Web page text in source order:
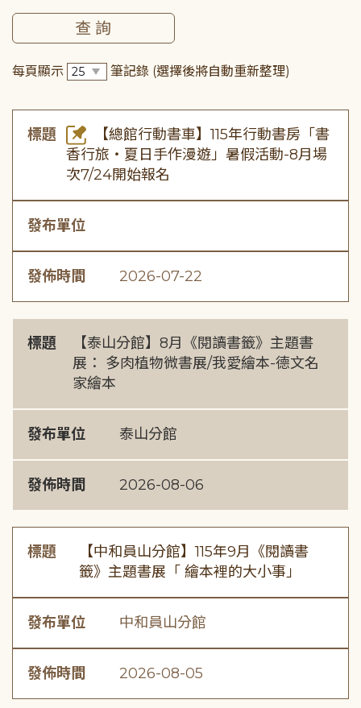
每頁顯示 筆記錄 (選擇後將自動重新整理)
標題
【總館行動書車】115年行動書房「書
香行旅・夏日手作漫遊」暑假活動-8月場
次7/24開始報名
發布單位
發佈時間 2026-07-22
標題
【泰山分館】8月《閱讀書籤》主題書
展： 多肉植物微書展/我愛繪本-德文名
家繪本
發布單位 泰山分館
發佈時間 2026-08-06
標題
【中和員山分館】115年9月《閱讀書
籤》主題書展「 繪本裡的大小事」
發布單位 中和員山分館
發佈時間 2026-08-05